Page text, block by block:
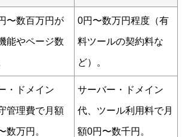
〜数百万円が
能やページ数
0円〜数万円程度（有
料ツールの契約料な
ど）。
・ドメイン
管理費で月額
数万円。
サーバー・ドメイン
代、ツール利用料で月
額0円〜数千円。